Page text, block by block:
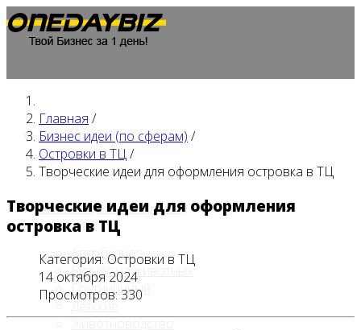
Главная
Бизнес идеи (по сферам)
Автобизнес
Бизнес на животных
Гостиничный
Детские
Главная /
Бизнес идеи (по сферам) /
Островки в ТЦ/
Творческие идеи для оформления островка в ТЦ
Творческие идеи для оформления
островка в ТЦ
Категория: Островки в ТЦ
14 октября 2024
Просмотров: 330